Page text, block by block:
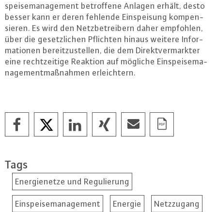
spei­se­ma­nage­ment be­trof­fe­ne Anlagen erhält, desto
besser kann er deren fehlende Ein­spei­sung kom­pen­
sie­ren. Es wird den Netz­be­trei­bern daher empfohlen,
über die ge­setz­li­chen Pflichten hinaus weitere In­for­
ma­tio­nen be­reit­zu­stel­len, die dem Di­rekt­ver­mark­ter
eine recht­zei­ti­ge Reaktion auf mögliche Ein­spei­se­ma­
nage­ment­maß­nah­men er­leich­tern.
Tags
Energienetze und Regulierung
Einspeisemanagement Energie Netzzugang